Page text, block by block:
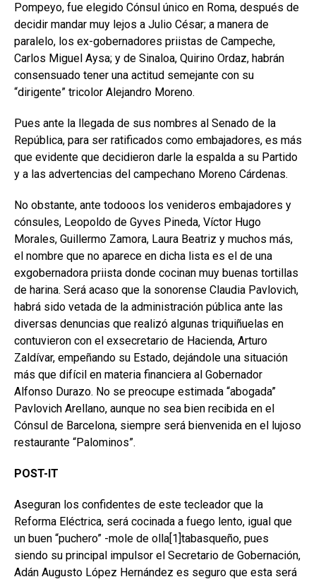
Pompeyo, fue elegido Cónsul único en Roma, después de
decidir mandar muy lejos a Julio César; a manera de
paralelo, los ex-gobernadores priistas de Campeche,
Carlos Miguel Aysa; y de Sinaloa, Quirino Ordaz, habrán
consensuado tener una actitud semejante con su
“dirigente” tricolor Alejandro Moreno.
Pues ante la llegada de sus nombres al Senado de la
República, para ser ratificados como embajadores, es más
que evidente que decidieron darle la espalda a su Partido
y a las advertencias del campechano Moreno Cárdenas.
No obstante, ante todooos los venideros embajadores y
cónsules, Leopoldo de Gyves Pineda, Víctor Hugo
Morales, Guillermo Zamora, Laura Beatriz y muchos más,
el nombre que no aparece en dicha lista es el de una
exgobernadora priista donde cocinan muy buenas tortillas
de harina. Será acaso que la sonorense Claudia Pavlovich,
habrá sido vetada de la administración pública ante las
diversas denuncias que realizó algunas triquiñuelas en
contuvieron con el exsecretario de Hacienda, Arturo
Zaldívar, empeñando su Estado, dejándole una situación
más que difícil en materia financiera al Gobernador
Alfonso Durazo. No se preocupe estimada “abogada”
Pavlovich Arellano, aunque no sea bien recibida en el
Cónsul de Barcelona, siempre será bienvenida en el lujoso
restaurante “Palominos”.
POST-IT
Aseguran los confidentes de este tecleador que la
Reforma Eléctrica, será cocinada a fuego lento, igual que
un buen “puchero” -mole de olla[1]tabasqueño, pues
siendo su principal impulsor el Secretario de Gobernación,
Adán Augusto López Hernández es seguro que esta será